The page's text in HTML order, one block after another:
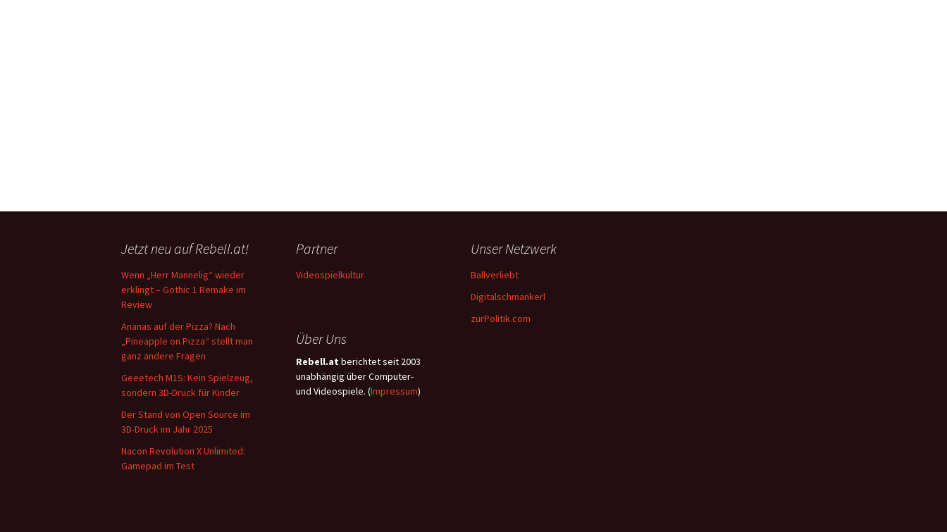
Jetzt neu auf Rebell.at!
Wenn „Herr Mannelig“ wieder
erklingt – Gothic 1 Remake im
Review
Ananas auf der Pizza? Nach
„Pineapple on Pizza“ stellt man
ganz andere Fragen
Geeetech M1S: Kein Spielzeug,
sondern 3D-Druck für Kinder
Der Stand von Open Source im
3D-Druck im Jahr 2025
Nacon Revolution X Unlimited:
Gamepad im Test
Partner
Videospielkultur
Unser Netzwerk
Ballverliebt
Digitalschmankerl
zurPolitik.com
Über Uns
Rebell.at berichtet seit 2003
unabhängig über Computer-
und Videospiele. (Impressum)